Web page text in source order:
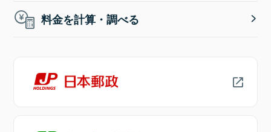
料金を計算・調べる